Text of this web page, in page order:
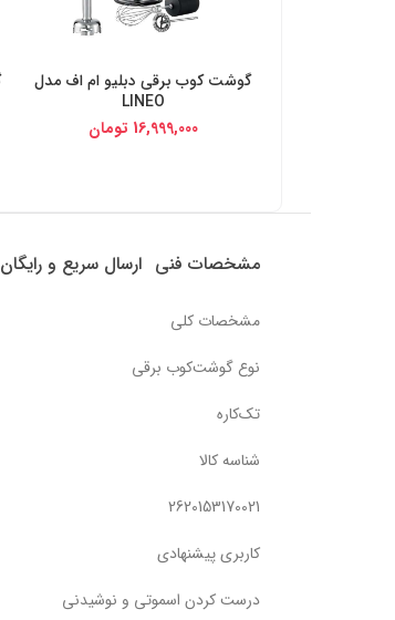
خرید از دیجی کالا
گوشت کوب برقی دبلیو ام اف مدل
LINEO
16,999,000 تومان
مشخصات فنی ارسال سریع و رایگان
مشخصات کلی
نوع گوشت‌کوب برقی
تک‌کاره
شناسه کالا
2620153170021
کاربری پیشنهادی
درست کردن اسموتی و نوشیدنی